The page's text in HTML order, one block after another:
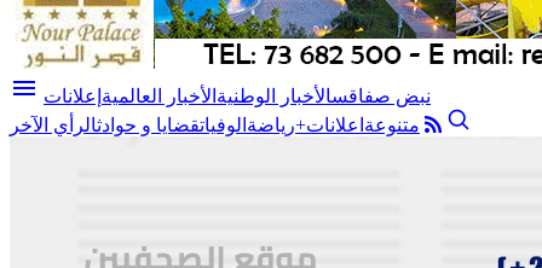
menu نبض صفاقسالأخبار الوطنية الأخبار العالمية إعلانات
متنوعة اعلانات+رياضة الوفياتقضايا و حوادثالرأي الآخر